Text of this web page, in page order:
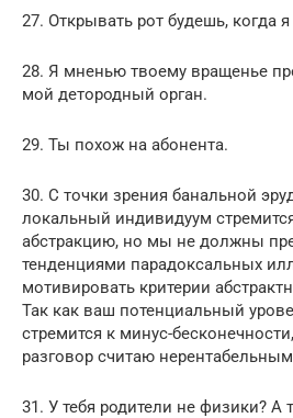
27. Открывать рот будешь, когда
28. Я мненью твоему вращенье
мой детородный орган.
29. Ты похож на абонента.
30. С точки зрения банальной
локальный индивидуум
абстракцию, но мы не должны
тенденциями парадоксальных
мотивировать критерии
Так как ваш потенциальный
стремится к минус-
разговор считаю
31. У тебя родители не физики? А